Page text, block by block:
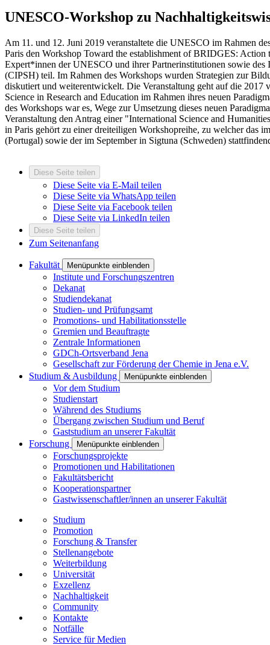
UNESCO-Workshop zu
Am 11. und 12. Juni 2019 veranstaltete die UNESCO im Rahmen
Paris den Workshop Toward the establishment of BRIDGES:
Expert*innen der UNESCO und ihrer Partnerinstitutionen sowie
(CIPSH) teil. Im Rahmen des Workshops wurden Strategien zur
diskutiert und weiterentwickelt. Die Veranstaltung geht auf die
Science in Research and Education im Rahmen ihres neuen
des Workshops war es, Wege zur Umsetzung dieses neuen
Veranstaltung den Antrag einer "International Science and
in Paris gehört zu einer dreiteiligen Workshopreihe, zu welcher das
(Portugal) sowie der im September in Sigtuna (Schweden)
Diese Seite teilen
Diese Seite via E-Mail teilen
Diese Seite via WhatsApp teilen
Diese Seite via Facebook teilen
Diese Seite via LinkedIn teilen
Diese Seite teilen
Zum Seitenanfang
Fakultät Menüpunkte einblenden
Institute und Forschungszentren
Dekanat
Studiendekanat
Studien- und Prüfungsamt
Promotions- und Habilitationsstelle
Gremien und Beauftragte
Zentrale Informationen
GDCh-Ortsverband Jena
Gesellschaft zur Förderung der Chemie in Jena e.V.
Studium & Ausbildung
Menüpunkte einblenden
Vor dem Studium
Studienstart
Während des Studiums
Übergang zwischen Studium und Beruf
Gaststudium an unserer Fakultät
Forschung
Menüpunkte einblenden
Forschungsprojekte
Promotionen und Habilitationen
Fakultätsbericht
Kooperationspartner
Gastwissenschaftler/innen an unserer Fakultät
Studium
Promotion
Forschung & Transfer
Stellenangebote
Weiterbildung
Universität
Exzellenz
Nachhaltigkeit
Community
Kontakte
Notfälle
Service für Medien